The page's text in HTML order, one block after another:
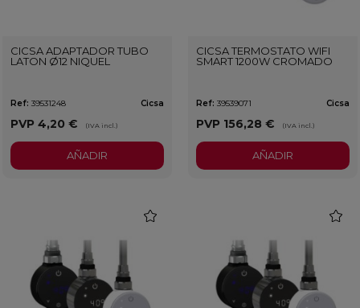
CICSA ADAPTADOR TUBO
LATON Ø12 NIQUEL
Ref: 39531248 Cicsa
PVP 4,20 € (IVA incl.)
AÑADIR
CICSA TERMOSTATO WIFI
SMART 1200W CROMADO
Ref: 39539071 Cicsa
PVP 156,28 € (IVA incl.)
AÑADIR